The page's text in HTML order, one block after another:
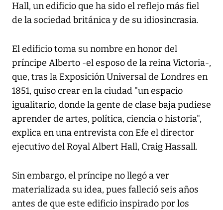
Hall, un edificio que ha sido el reflejo más fiel
de la sociedad británica y de su idiosincrasia.
El edificio toma su nombre en honor del
príncipe Alberto -el esposo de la reina Victoria-,
que, tras la Exposición Universal de Londres en
1851, quiso crear en la ciudad "un espacio
igualitario, donde la gente de clase baja pudiese
aprender de artes, política, ciencia o historia",
explica en una entrevista con Efe el director
ejecutivo del Royal Albert Hall, Craig Hassall.
Sin embargo, el príncipe no llegó a ver
materializada su idea, pues falleció seis años
antes de que este edificio inspirado por los